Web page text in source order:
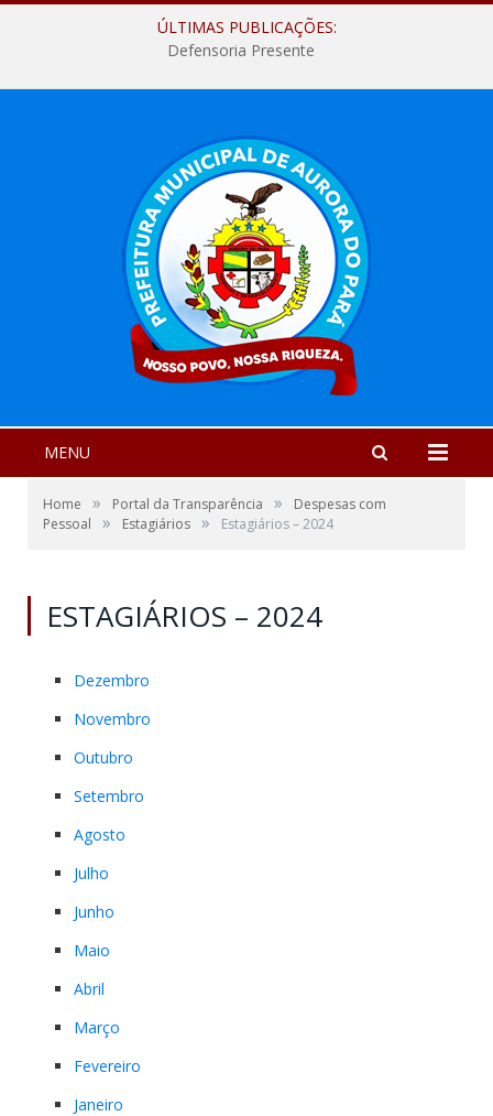
ÚLTIMAS PUBLICAÇÕES:
Defensoria Presente
MENU
Home » Portal da Transparência »
Despesas com
Pessoal
» Estagiários » Estagiários – 2024
ESTAGIÁRIOS – 2024
Dezembro
Novembro
Outubro
Setembro
Agosto
Julho
Junho
Maio
Abril
Março
Fevereiro
Janeiro